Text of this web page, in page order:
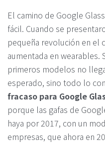
El camino de Google
fácil. Cuando se
pequeña revolución en el
aumentada en wearables.
primeros modelos no
esperado, sino todo lo
fracaso para Google
porque las gafas de
haya por 2017, con un
empresas, que ahora en